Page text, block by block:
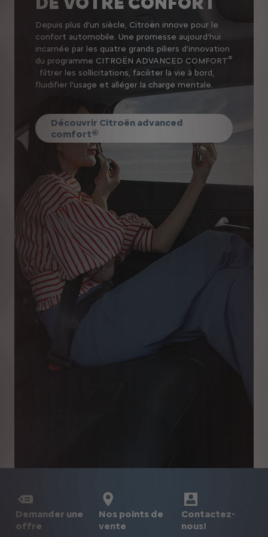
Depuis plus d'un siècle, Citroën innove pour le
confort automobile. Une promesse aujourd'hui
incarnée par les quatre grands piliers d'innovation
du programme CITROËN ADVANCED COMFORT®
: filtrer les sollicitations, faciliter la vie à bord,
fluidifier l'usage et alléger la charge mentale.
Découvrir Citroën advanced
comfort®
Demander une
offre
Nos points de
vente
Contactez-
nous!